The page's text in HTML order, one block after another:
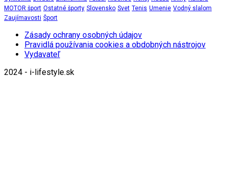
MOTOR šport Ostatné športy Slovensko Svet Tenis Umenie Vodný slalom
Zaujímavosti Šport
Zásady ochrany osobných údajov
Pravidlá používania cookies a obdobných nástrojov
Vydavateľ
2024 - i-lifestyle.sk